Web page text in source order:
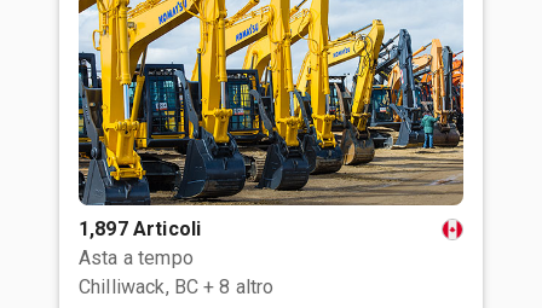
1,897 Articoli
Asta a tempo
Chilliwack, BC + 8 altro